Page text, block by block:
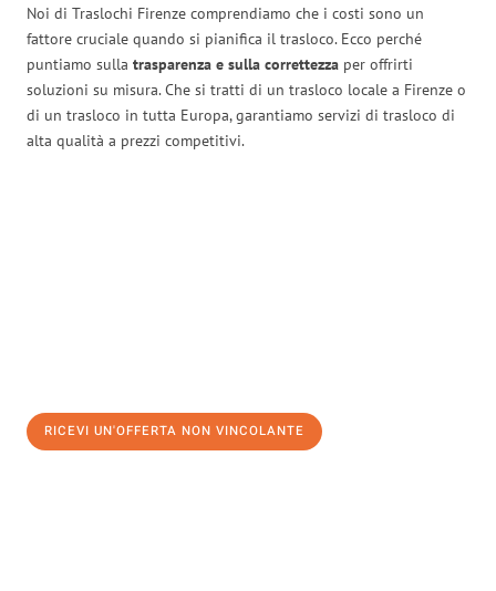
Noi di Traslochi Firenze comprendiamo che i costi sono un
fattore cruciale quando si pianifica il trasloco. Ecco perché
puntiamo sulla trasparenza e sulla correttezza per offrirti
soluzioni su misura. Che si tratti di un trasloco locale a Firenze o
di un trasloco in tutta Europa, garantiamo servizi di trasloco di
alta qualità a prezzi competitivi.
RICEVI UN'OFFERTA NON VINCOLANTE